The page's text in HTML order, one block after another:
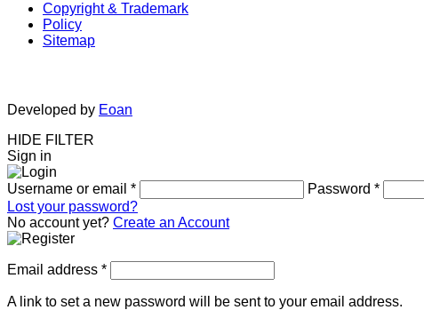
Copyright & Trademark
Policy
Sitemap
Developed by Eoan
HIDE FILTER
Sign in
Username or email * Password *
Lost your password?
No account yet? Create an Account
Email address *
A link to set a new password will be sent to your email address.